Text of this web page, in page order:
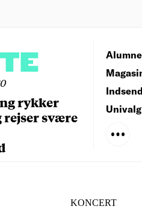
rykker
rejser svære
KONCERT